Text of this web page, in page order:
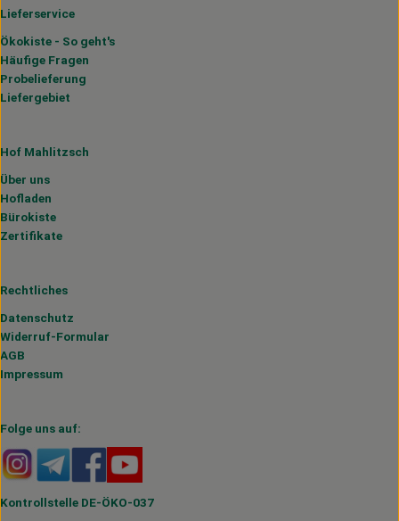
Lieferservice
Ökokiste - So geht's
Häufige Fragen
Probelieferung
Liefergebiet
Hof Mahlitzsch
Über uns
Hofladen
Bürokiste
Zertifikate
Rechtliches
Datenschutz
Widerruf-Formular
AGB
Impressum
Folge uns auf:
Externer Link zu https://www.instagram.com/
Externer Link zu https://t.me/s/hofmahlitzsch
Externer Link zu https://www.facebook.com/
Kontrollstelle DE-ÖKO-037